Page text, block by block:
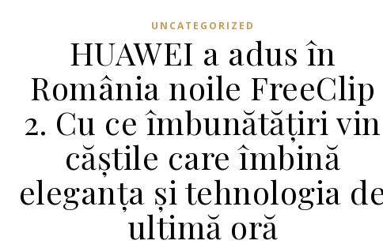
UNCATEGORIZED
HUAWEI a adus în
România noile FreeClip
2. Cu ce îmbunătățiri vin
căștile care îmbină
eleganța și tehnologia
ultimă oră